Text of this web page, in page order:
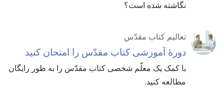
نگاشته شده است؟‏
تعالیم کتاب مقدّس
دورهٔ آموزشی کتاب مقدّس را امتحان کنید
با کمک یک معلّم شخصی کتاب مقدّس را به طور رایگان
مطالعه کنید.‏